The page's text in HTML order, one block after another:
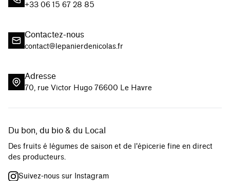
+33 06 15 67 28 85
Contactez-nous
contact@lepanierdenicolas.fr
Adresse
70, rue Victor Hugo 76600 Le Havre
Du bon, du bio & du Local
Des fruits é légumes de saison et de l'épicerie fine en direct
des producteurs.
Suivez-nous sur Instagram